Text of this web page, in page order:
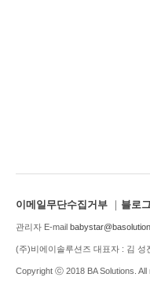
이메일무단수집거부 ｜ 블로
관리자 E-mail
(주)비에이솔루션즈 대표자 : 김 성
Copyright ⓒ 2018 BA Solutions. All